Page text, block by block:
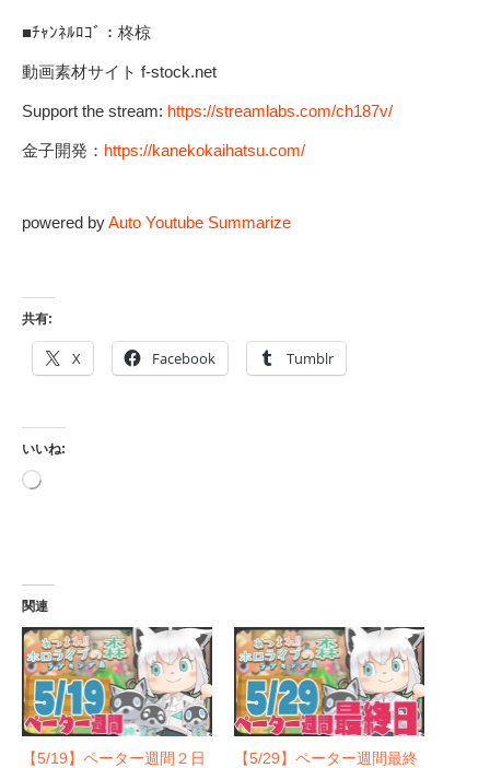
■ﾁｬﾝﾈﾙﾛｺﾞ：柊椋
動画素材サイト f-stock.net
Support the stream: https://streamlabs.com/ch187v/
金子開発： https://kanekokaihatsu.com/
powered byAuto Youtube Summarize
共有:
X Facebook Tumblr
いいね:
読
関連
【5/19】ペーター週間２日
【5/29】ペーター週間最終